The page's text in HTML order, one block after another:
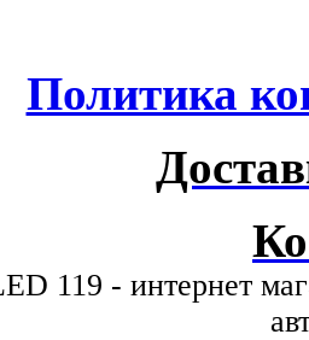
Политика
119 - интернет